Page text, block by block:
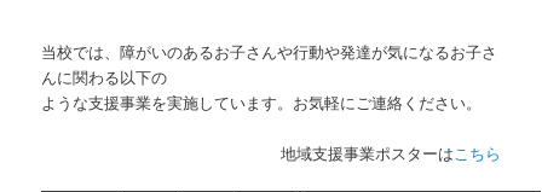
へ
当校では、障がいのあるお子さんや行動や発達が気になるお子さ
んに関わる以下の
ような支援事業を実施しています。お気軽にご連絡ください。
地域支援事業ポスターは こちら